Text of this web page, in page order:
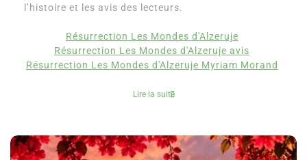
l’histoire et les avis des lecteurs.
Résurrection Les Mondes d'Alzeruje
Résurrection Les Mondes d'Alzeruje avis
Résurrection Les Mondes d'Alzeruje Myriam Morand
Lire la suite